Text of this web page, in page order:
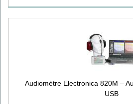
Audiomètre Electronica 820M –
USB